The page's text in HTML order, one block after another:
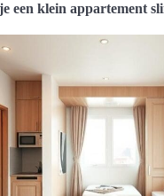
een klein appartement